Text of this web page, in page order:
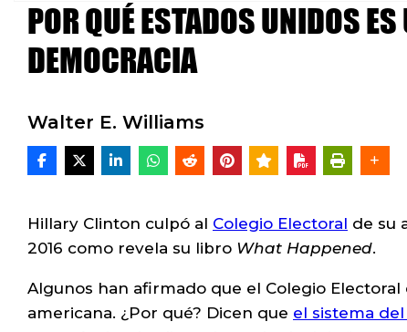
POR QUÉ ESTADOS UNIDOS
DEMOCRACIA
Walter E. Williams
Hillary Clinton culpó al Colegio Electoral de su
2016 como revela su libro What Happened.
Algunos han afirmado que el Colegio
americana. ¿Por qué? Dicen que el sistema